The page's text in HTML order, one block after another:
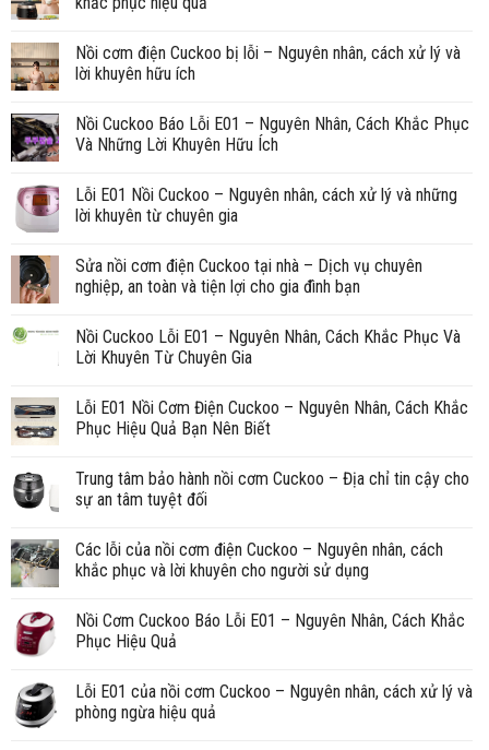
Nồi cơm điện Cuckoo bị lỗi – Nguyên nhân, cách xử lý và
lời khuyên hữu ích
Nồi Cuckoo Báo Lỗi E01 – Nguyên Nhân, Cách Khắc Phục
Và Những Lời Khuyên Hữu Ích
Lỗi E01 Nồi Cuckoo – Nguyên nhân, cách xử lý và những
lời khuyên từ chuyên gia
Sửa nồi cơm điện Cuckoo tại nhà – Dịch vụ chuyên
nghiệp, an toàn và tiện lợi cho gia đình bạn
Nồi Cuckoo Lỗi E01 – Nguyên Nhân, Cách Khắc Phục Và
Lời Khuyên Từ Chuyên Gia
Lỗi E01 Nồi Cơm Điện Cuckoo – Nguyên Nhân, Cách Khắc
Phục Hiệu Quả Bạn Nên Biết
Trung tâm bảo hành nồi cơm Cuckoo – Địa chỉ tin cậy cho
sự an tâm tuyệt đối
Các lỗi của nồi cơm điện Cuckoo – Nguyên nhân, cách
khắc phục và lời khuyên cho người sử dụng
Nồi Cơm Cuckoo Báo Lỗi E01 – Nguyên Nhân, Cách Khắc
Phục Hiệu Quả
Lỗi E01 của nồi cơm Cuckoo – Nguyên nhân, cách xử lý và
phòng ngừa hiệu quả